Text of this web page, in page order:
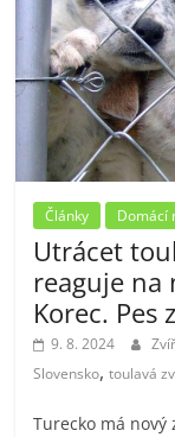
Články Domácí
Utrácet
reaguje na
Korec. Pes
9. 8. 2024
Slovensko,toulavá
Turecko má